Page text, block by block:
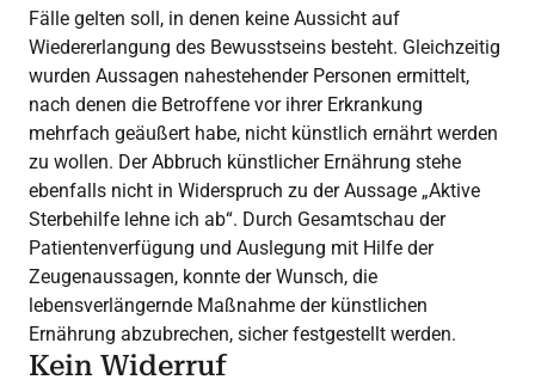
Fälle gelten soll, in denen keine Aussicht auf
Wiedererlangung des Bewusstseins besteht. Gleichzeitig
wurden Aussagen nahestehender Personen ermittelt,
nach denen die Betroffene vor ihrer Erkrankung
mehrfach geäußert habe, nicht künstlich ernährt werden
zu wollen. Der Abbruch künstlicher Ernährung stehe
ebenfalls nicht in Widerspruch zu der Aussage „Aktive
Sterbehilfe lehne ich ab“. Durch Gesamtschau der
Patientenverfügung und Auslegung mit Hilfe der
Zeugenaussagen, konnte der Wunsch, die
lebensverlängernde Maßnahme der künstlichen
Ernährung abzubrechen, sicher festgestellt werden.
Kein Widerruf